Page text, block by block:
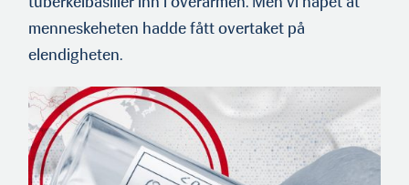
menneskeheten hadde fått overtaket på
elendighe­ten.